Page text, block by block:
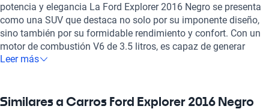
potencia y elegancia La Ford Explorer 2016 Negro se presenta
como una SUV que destaca no solo por su imponente diseño,
sino también por su formidable rendimiento y confort. Con un
motor de combustión V6 de 3.5 litros, es capaz de generar
hasta 290 caballos de fuerza, ofreciendo una experiencia de
confianza. El interior de la Explorer es un espacio diseñado
Leer más
Similares a Carros Ford Explorer 2016 Negro